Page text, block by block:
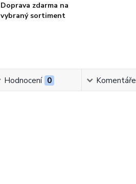
Doprava zdarma na
vybraný sortiment
Hodnocení 0 Komentáře